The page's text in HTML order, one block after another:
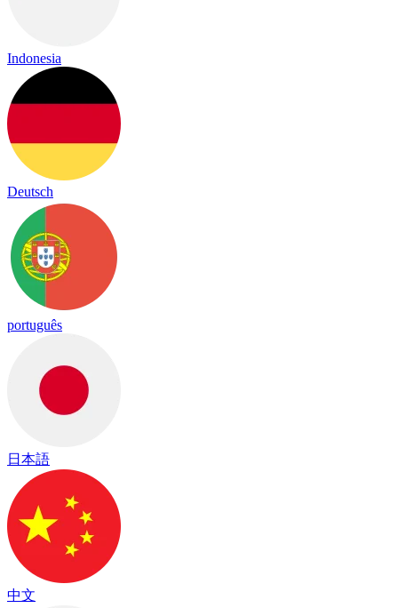
Indonesia
Deutsch
português
日本語
中文